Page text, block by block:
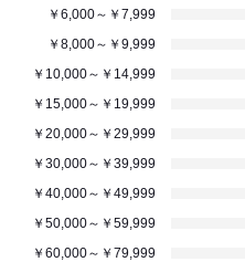
￥6,000～￥7,999
￥8,000～￥9,999
￥10,000～￥14,999
￥15,000～￥19,999
￥20,000～￥29,999
￥30,000～￥39,999
￥40,000～￥49,999
￥50,000～￥59,999
￥60,000～￥79,999